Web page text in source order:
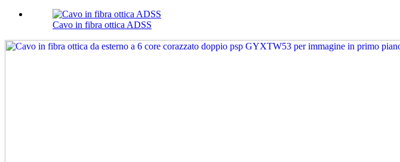
Cavo in fibra ottica ADSS